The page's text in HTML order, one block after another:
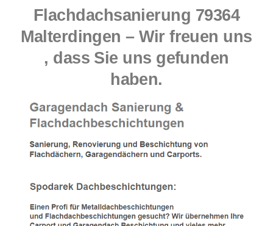
Flachdachsanierung 79364
Malterdingen – Wir freuen uns
, dass Sie uns gefunden
haben.